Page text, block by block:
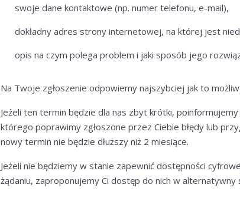
swoje dane kontaktowe (np. numer telefonu, e-mail),
dokładny adres strony internetowej, na której jest
opis na czym polega problem i jaki sposób jego
Na Twoje zgłoszenie odpowiemy najszybciej jak to
Jeżeli ten termin będzie dla nas zbyt krótki,
którego poprawimy zgłoszone przez Ciebie błędy lub
nowy termin nie będzie dłuższy niż 2 miesiące.
Jeżeli nie będziemy w stanie zapewnić dostępności
żądaniu, zaproponujemy Ci dostęp do nich w alternatywny